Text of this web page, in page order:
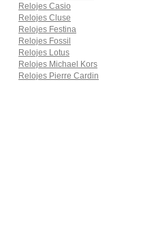
Relojes Casio
Relojes Cluse
Relojes Festina
Relojes Fossil
Relojes Lotus
Relojes Michael Kors
Relojes Pierre Cardin